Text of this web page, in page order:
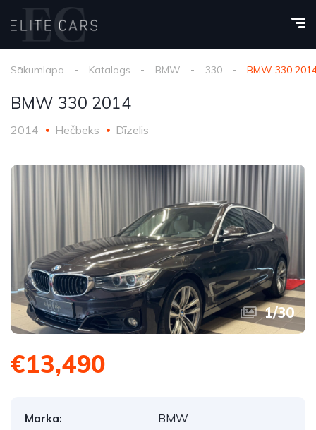
Sākumlapa Katalogs BMW 330 BMW 330
BMW 330 2014
2014 Hečbeks Dīzelis
1/30
€13,490
Marka:
BMW